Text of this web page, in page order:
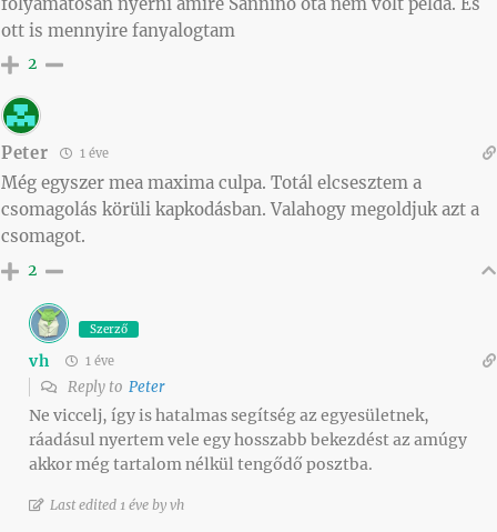
ott is mennyire fanyalogtam
2
Peter 1 éve
Még egyszer mea maxima culpa. Totál elcsesztem a
csomagolás körüli kapkodásban. Valahogy megoldjuk azt a
csomagot.
2
Szerző
vh 1 éve
Reply to Peter
Ne viccelj, így is hatalmas segítség az egyesületnek,
ráadásul nyertem vele egy hosszabb bekezdést az amúgy
akkor még tartalom nélkül tengődő posztba.
Last edited 1 éve by vh